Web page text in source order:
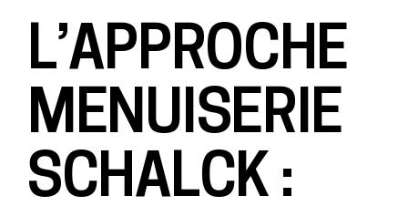
L’APPROCHE
MENUISERIE
SCHALCK :